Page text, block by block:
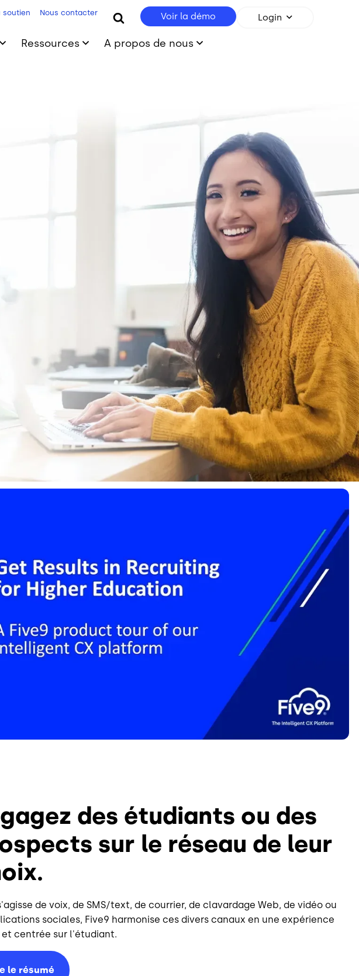
soutien Nous contacter Voir la démo Login
Ressources A propos de nous
des étudiants ou des
sur le réseau de leur
de voix, de SMS/text, de courrier, de clavardage Web, de vidéo ou
sociales, Five9 harmonise ces divers canaux en une expérience
centrée sur l'étudiant.
le résumé